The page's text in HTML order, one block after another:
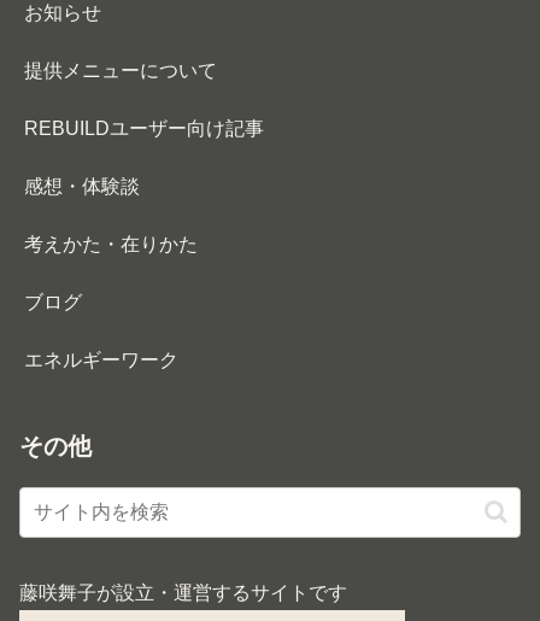
お知らせ
提供メニューについて
REBUILDユーザー向け記事
感想・体験談
考えかた・在りかた
ブログ
エネルギーワーク
その他
藤咲舞子が設立・運営するサイトです